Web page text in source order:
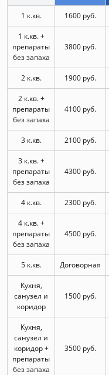
1 к.кв. 1600 руб.
1 к.кв. +
препараты
без запаха
3800 руб.
2 к.кв. 1900 руб.
2 к.кв. +
препараты
без запаха
4100 руб.
3 к.кв. 2100 руб.
3 к.кв. +
препараты
без запаха
4300 руб.
4 к.кв. 2300 руб.
4 к.кв. +
препараты
без запаха
4500 руб.
5 к.кв. Договорная
Кухня,
санузел и
коридор
1500 руб.
Кухня,
санузел и
коридор +
препараты
без запаха
3500 руб.